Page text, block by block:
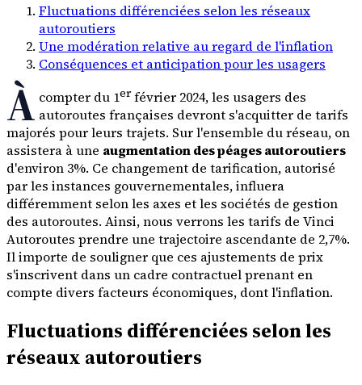
Fluctuations différenciées selon les réseaux
autoroutiers
Une modération relative au regard de l'inflation
Conséquences et anticipation pour les usagers
À compter du 1erfévrier 2024, les usagers des
autoroutes françaises devront s'acquitter de tarifs
majorés pour leurs trajets. Sur l'ensemble du réseau, on
assistera à une augmentation des péages autoroutiers
d'environ 3%. Ce changement de tarification, autorisé
par les instances gouvernementales, influera
différemment selon les axes et les sociétés de gestion
des autoroutes. Ainsi, nous verrons les tarifs de Vinci
Autoroutes prendre une trajectoire ascendante de 2,7%.
Il importe de souligner que ces ajustements de prix
s'inscrivent dans un cadre contractuel prenant en
compte divers facteurs économiques, dont l'inflation.
Fluctuations différenciées selon les
réseaux autoroutiers